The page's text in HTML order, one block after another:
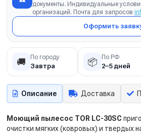
документы. Индивидуальные
организаций. Почта для запросов
Оформить
🚚 По городу
Завтра 📦 По РФ
2–5 дней
Описание Доставка
Моющий пылесос TOR LC-30SC
очистки мягких (ковровых) и твердых